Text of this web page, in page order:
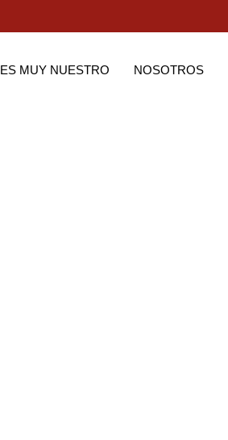
ES MUY NUESTRO NOSOTROS